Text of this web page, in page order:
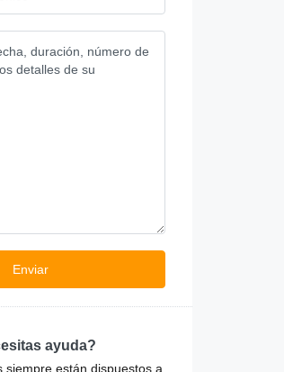
ayuda?
siempre están dispuestos a